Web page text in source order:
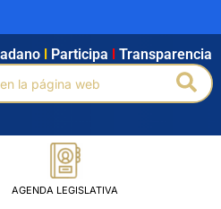
Intranet Búsqueda avanzada
Participa Transparencia
AGENDA LEGISLATIVA